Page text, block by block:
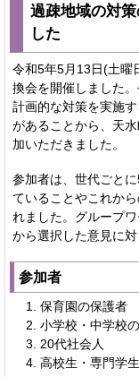
過疎地域の対
した
令和5年5月13日(土曜
換会を開催しました
計画的な対策を実施
があることから、天
加いただきました。
参加者は、世代ごと
ていることやこれか
れました。グループ
から選択した意見に
参加者
保育園の保護者
⼩学校・中学校
20代社会人
高校生・専門学